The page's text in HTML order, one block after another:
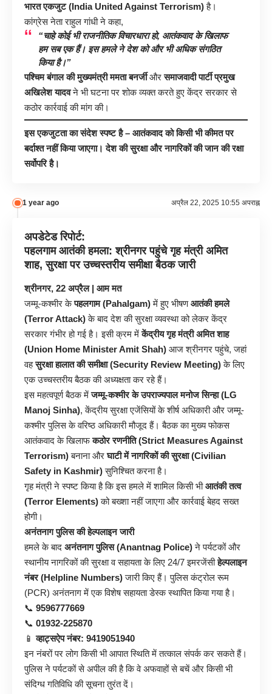
भारत एकजुट (India United Against Terrorism)है।
कांग्रेस नेता राहुल गांधी ने कहा,
“चाहे कोई भी राजनीतिक विचारधारा हो, आतंकवाद के खिलाफ
हम सब एक हैं। इस हमले ने देश को और भी अधिक संगठित
किया है।”
पश्चिम बंगाल की मुख्यमंत्री ममता बनर्जीऔरसमाजवादी पार्टी प्रमुख
अखिलेश यादवने भी घटना पर शोक व्यक्त करते हुए केंद्र सरकार से
कठोर कार्रवाई की मांग की।
इस एकजुटता का संदेश स्पष्ट है – आतंकवाद को किसी भी कीमत पर
बर्दाश्त नहीं किया जाएगा। देश की सुरक्षा और नागरिकों की जान की रक्षा
सर्वोपरि है।
1 year ago अप्रैल 22, 2025 10:55 अपराह्न
अपडेटेड रिपोर्ट:
पहलगाम आतंकी हमला: श्रीनगर पहुंचे गृह मंत्री अमित
शाह, सुरक्षा पर उच्चस्तरीय समीक्षा बैठक जारी
श्रीनगर, 22 अप्रैल | आम मत
जम्मू-कश्मीर केपहलगाम (Pahalgam)में हुए भीषणआतंकी हमले
(Terror Attack)के बाद देश की सुरक्षा व्यवस्था को लेकर केंद्र
सरकार गंभीर हो गई है। इसी क्रम मेंकेंद्रीय गृह मंत्री अमित शाह
(Union Home Minister Amit Shah) आज श्रीनगर पहुंचे, जहां
वहसुरक्षा हालात की समीक्षा (Security Review Meeting)के लिए
एक उच्चस्तरीय बैठक की अध्यक्षता कर रहे हैं।
इस महत्वपूर्ण बैठक मेंजम्मू-कश्मीर के उपराज्यपाल मनोज सिन्हा (LG
Manoj Sinha), केंद्रीय सुरक्षा एजेंसियों के शीर्ष अधिकारी और जम्मू-
कश्मीर पुलिस के वरिष्ठ अधिकारी मौजूद हैं। बैठक का मुख्य फोकस
आतंकवाद के खिलाफकठोर रणनीति (Strict Measures Against
Terrorism)बनाना औरघाटी में नागरिकों की सुरक्षा (Civilian
Safety in Kashmir)सुनिश्चित करना है।
गृह मंत्री ने स्पष्ट किया है कि इस हमले में शामिल किसी भीआतंकी तत्व
(Terror Elements)को बख्शा नहीं जाएगा और कार्रवाई बेहद सख्त
होगी।
अनंतनाग पुलिस की हेल्पलाइन जारी
हमले के बाद अनंतनाग पुलिस (Anantnag Police)ने पर्यटकों और
स्थानीय नागरिकों की सुरक्षा व सहायता के लिए 24/7 इमरजेंसीहेल्पलाइन
नंबर (Helpline Numbers)जारी किए हैं। पुलिस कंट्रोल रूम
(PCR) अनंतनाग में एक विशेष सहायता डेस्क स्थापित किया गया है।
📞 9596777669
📞 01932-225870
📱व्हाट्सऐप नंबर: 9419051940
इन नंबरों पर लोग किसी भी आपात स्थिति में तत्काल संपर्क कर सकते हैं।
पुलिस ने पर्यटकों से अपील की है कि वे अफवाहों से बचें और किसी भी
संदिग्ध गतिविधि की सूचना तुरंत दें।